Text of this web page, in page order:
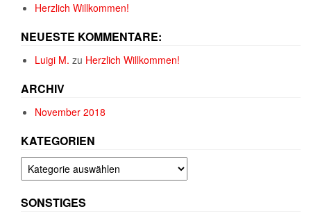
Herzlich Willkommen!
NEUESTE KOMMENTARE:
Luigi M. zu Herzlich Willkommen!
ARCHIV
November 2018
KATEGORIEN
Kategorien
SONSTIGES